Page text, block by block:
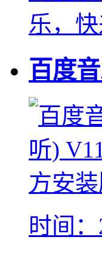
乐，快
百度
时间